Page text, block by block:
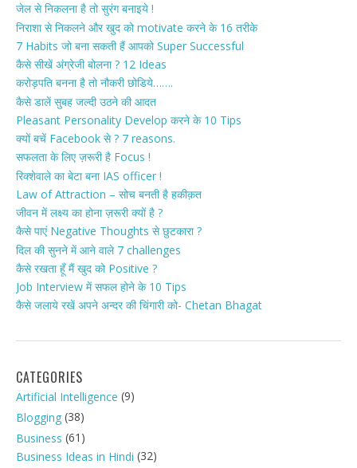
जेल से निकलना है तो सुरंग बनाइये !
निराशा से निकलने और खुद को motivate करने के 16 तरीके
7 Habits जो बना सकती हैं आपको Super Successful
कैसे सीखें अंग्रेजी बोलना ? 12 Ideas
करोड़पति बनना है तो नौकरी छोडिये…….
कैसे डालें सुबह जल्दी उठने की आदत
Pleasant Personality Develop करने के 10 Tips
क्यों बचें Facebook से ? 7 reasons.
सफलता के लिए ज़रूरी है Focus !
रिक्शेवाले का बेटा बना IAS officer !
Law of Attraction – सोच बनती है हकीक़त
जीवन में लक्ष्य का होना ज़रूरी क्यों है ?
कैसे पाएं Negative Thoughts से छुटकारा ?
दिल की सुनने में आने वाले 7 challenges
कैसे रखता हूँ मैं खुद को Positive ?
Job Interview में सफल होने के 10 Tips
कैसे जलाये रखें अपने अन्दर की चिंगारी को- Chetan Bhagat
CATEGORIES
Artificial Intelligence (9)
Blogging (38)
Business (61)
Business Ideas in Hindi (32)